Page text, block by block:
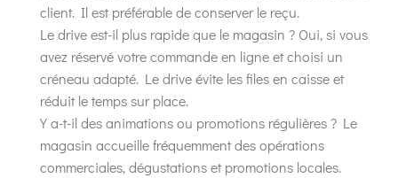
client. Il est préférable de conserver le reçu.
Le drive est-il plus rapide que le magasin ? Oui, si vous
avez réservé votre commande en ligne et choisi un
créneau adapté. Le drive évite les files en caisse et
réduit le temps sur place.
Y a-t-il des animations ou promotions régulières ? Le
magasin accueille fréquemment des opérations
commerciales, dégustations et promotions locales.